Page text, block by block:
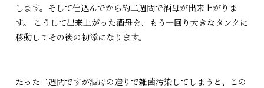
します。そして仕込んでから約二週間で酒母が出来上がりま
す。 こうして出来上がった酒母を、もう一回り大きなタンクに
移動してその後の初添になります。
たった二週間ですが酒母の造りで雑菌汚染してしまうと、この